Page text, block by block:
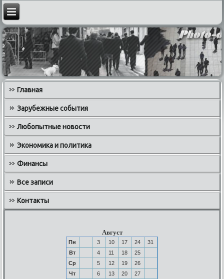
Главная
Зарубежные события
Любопытные новости
Экономика и политика
Финансы
Все записи
Контакты
Август
Пн 3 10 17 24
31
Вт
4 11 18
25
Ср
5 12 19
26
Чт
6 13 20
27